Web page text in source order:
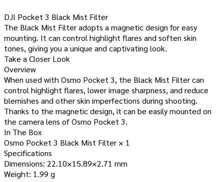
DJI Pocket 3 Black Mist Filter
The Black Mist Filter adopts a magnetic design for easy
mounting. It can control highlight flares and soften skin
tones, giving you a unique and captivating look.
Take a Closer Look
Overview
When used with Osmo Pocket 3, the Black Mist Filter can
control highlight flares, lower image sharpness, and reduce
blemishes and other skin imperfections during shooting.
Thanks to the magnetic design, it can be easily mounted on
the camera lens of Osmo Pocket 3.
In The Box
Osmo Pocket 3 Black Mist Filter × 1
Specifications
Dimensions: 22.10×15.89×2.71 mm
Weight: 1.99 g